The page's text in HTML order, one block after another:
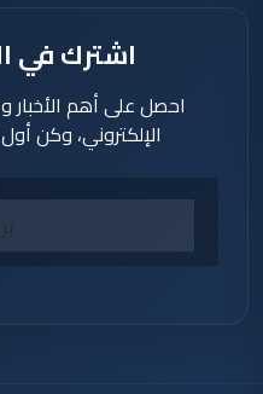
اشترك في
احصل على أهم الأخبار
الإلكتروني، وكن